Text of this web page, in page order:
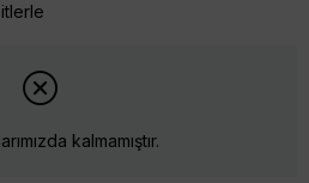
kalmamıştır.